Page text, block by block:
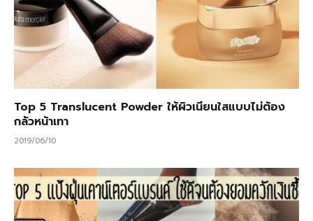
Top 5 Translucent Powder ให้ผิวเนียนใสแบบไม่ต้อง
กลัวหน้าเทา
2019/06/10